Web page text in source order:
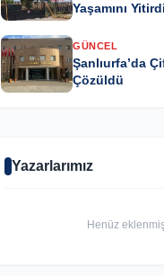
Yaşamını Yitirdi
GÜNCEL
Şanlıurfa’da
Çözüldü
Yazarlarımız
Henüz